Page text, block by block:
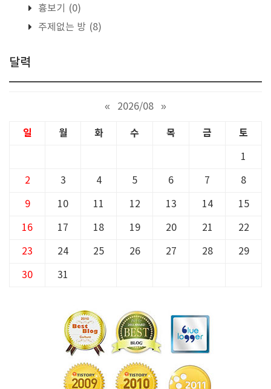
흉보기
(0)
주제없는 방 (8)
달력
« 2026/08 »
일 월 화 수 목 금 토
1
2 3 4 5 6 7 8
9 10 11 12 13 14 15
16 17 18 19 20 21 22
23 24 25 26 27 28 29
30 31